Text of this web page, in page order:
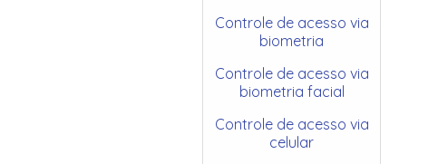
Controle de acesso via
biometria
Controle de acesso via
biometria facial
Controle de acesso via
celular